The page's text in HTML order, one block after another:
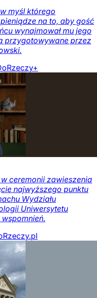
myśl którego
na to, aby gość
wynajmował mu jego
przygotowywane przez
ceremonii zawieszenia
najwyższego punktu
Wydziału
Uniwersytetu
wspomnień.